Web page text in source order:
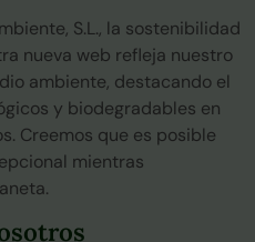
S.L., la sostenibilidad
nueva web refleja nuestro
ambiente, destacando el
y biodegradables en
Creemos que es posible
mientras